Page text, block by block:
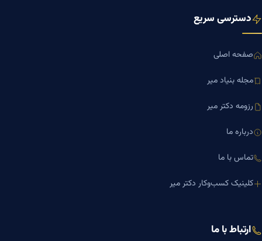
دسترسی سریع
صفحه اصلی
مجله بنیاد میر
رزومه دکتر میر
درباره ما
تماس با ما
کلینیک کسب‌وکار دکتر میر
ارتباط با ما